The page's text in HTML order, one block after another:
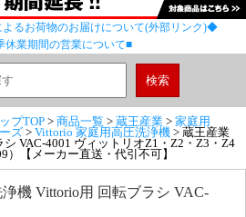
るお荷物のお届けについて(外部リンク)◆
休業期間の営業について■
プTOP > 商品一覧 > 蔵王産業 > 家庭用
ズ > Vittorio 家庭用高圧洗浄機 > 蔵王産業
VAC-4001 ヴィットリオZ1・Z2・Z3・Z4
）【メーカー直送・代引不可】
機 Vittorio用 回転ブラシ VAC-